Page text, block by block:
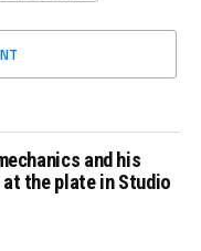
and his
the plate in Studio